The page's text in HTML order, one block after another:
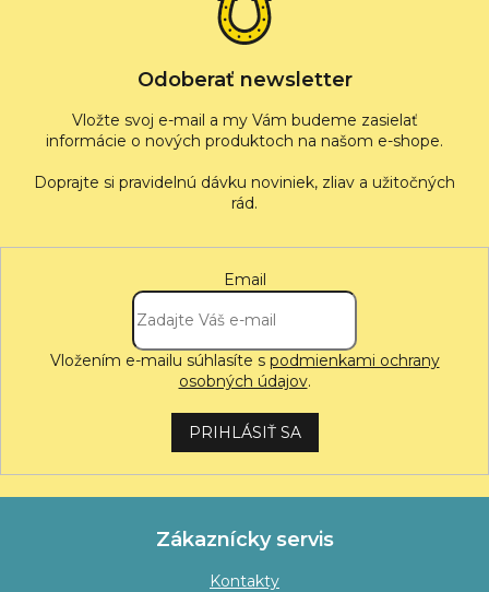
Odoberať newsletter
Vložte svoj e-mail a my Vám budeme zasielať
informácie o nových produktoch na našom e-shope.
Email
Vložením e-mailu súhlasíte s podmienkami ochrany
osobných údajov.
PRIHLÁSIŤ SA
Zákaznícky servis
Kontakty